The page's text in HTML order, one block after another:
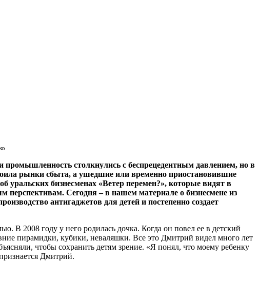
промышленность столкнулись с беспрецедентным давлением, но в
рынки сбыта, а ушедшие или временно приостановившие
уральских бизнесменах «Ветер перемен?», которые видят в
перспективам. Сегодня – в нашем материале о бизнесмене из
антигаджетов для детей и постепенно создает
В 2008 году у него родилась дочка. Когда он повел ее в детский
пирамидки, кубики, неваляшки. Все это Дмитрий видел много лет
чтобы сохранить детям зрение. «Я понял, что моему ребенку
Дмитрий.